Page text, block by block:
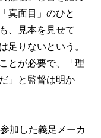
真面目」のひと
、見本を見せて
足りないという。
とが必要で、「理
」と監督は明か
加した義足メーカ